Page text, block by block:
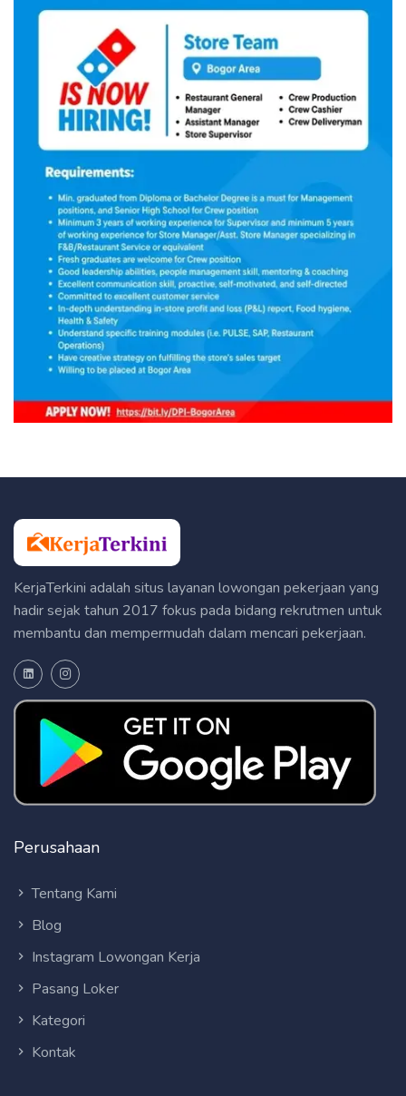
KerjaTerkini adalah situs layanan lowongan pekerjaan yang
hadir sejak tahun 2017 fokus pada bidang rekrutmen untuk
membantu dan mempermudah dalam mencari pekerjaan.
Perusahaan
Tentang Kami
Blog
Instagram Lowongan Kerja
Pasang Loker
Kategori
Kontak